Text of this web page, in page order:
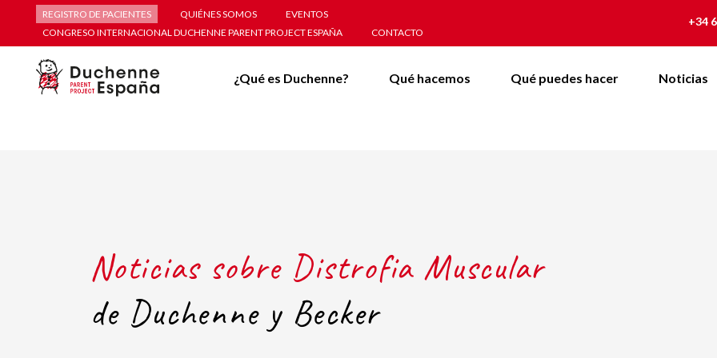
REGISTRO DE PACIENTES QUIÉNES SOMOS
EVENTOS
CONGRESO INTERNACIONAL DUCHENNE PARENT PROJECT ESPAÑA
CONTACTO
+34
¿Qué es Duchenne? Qué hacemos Qué puedes hacer Noticias
Noticias sobre Distrofia Muscular
de Duchenne y Becker